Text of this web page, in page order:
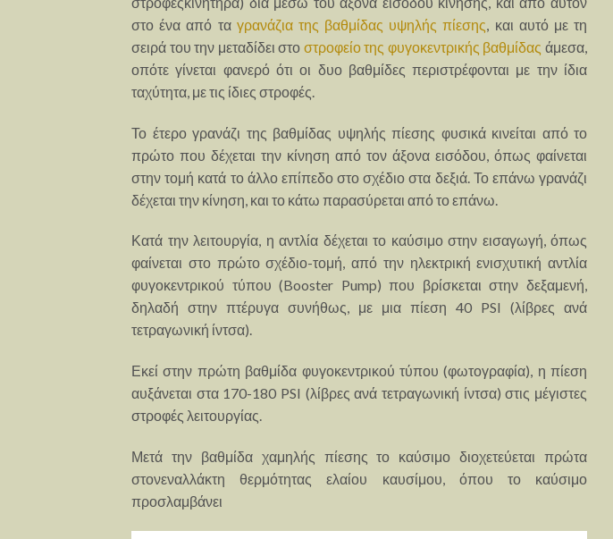
στο ένα από τα γρανάζια της βαθμίδας υψηλής πίεσης, και αυτό με τη
σειρά του την μεταδίδει στο στροφείο της φυγοκεντρικής βαθμίδας άμεσα,
οπότε γίνεται φανερό ότι οι δυο βαθμίδες περιστρέφονται με την ίδια
ταχύτητα, με τις ίδιες στροφές.
Το έτερο γρανάζι της βαθμίδας υψηλής πίεσης φυσικά κινείται από το
πρώτο που δέχεται την κίνηση από τον άξονα εισόδου, όπως φαίνεται
στην τομή κατά το άλλο επίπεδο στο σχέδιο στα δεξιά. Το επάνω γρανάζι
δέχεται την κίνηση, και το κάτω παρασύρεται από το επάνω.
Κατά την λειτουργία, η αντλία δέχεται το καύσιμο στην εισαγωγή, όπως
φαίνεται στο πρώτο σχέδιο-τομή, από την ηλεκτρική ενισχυτική αντλία
φυγοκεντρικού τύπου (Booster Pump) που βρίσκεται στην δεξαμενή,
δηλαδή στην πτέρυγα συνήθως, με μια πίεση 40 PSI (λίβρες ανά
τετραγωνική ίντσα).
Εκεί στην πρώτη βαθμίδα φυγοκεντρικού τύπου (φωτογραφία), η πίεση
αυξάνεται στα 170-180 PSI (λίβρες ανά τετραγωνική ίντσα) στις μέγιστες
στροφές λειτουργίας.
Μετά την βαθμίδα χαμηλής πίεσης το καύσιμο διοχετεύεται πρώτα
στονεναλλάκτη θερμότητας ελαίου καυσίμου, όπου το καύσιμο
προσλαμβάνει